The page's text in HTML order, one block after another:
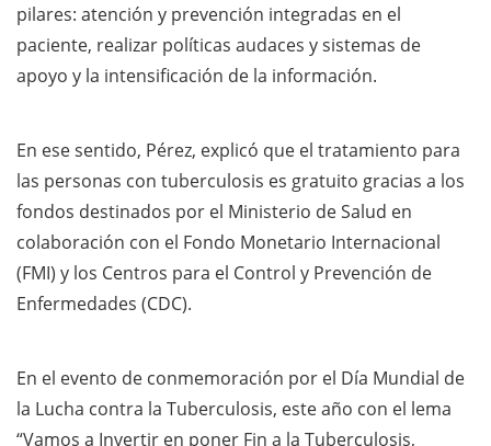
pilares: atención y prevención integradas en el
paciente, realizar políticas audaces y sistemas de
apoyo y la intensificación de la información.
En ese sentido, Pérez, explicó que el tratamiento para
las personas con tuberculosis es gratuito gracias a los
fondos destinados por el Ministerio de Salud en
colaboración con el Fondo Monetario Internacional
(FMI) y los Centros para el Control y Prevención de
Enfermedades (CDC).
En el evento de conmemoración por el Día Mundial de
la Lucha contra la Tuberculosis, este año con el lema
“Vamos a Invertir en poner Fin a la Tuberculosis,